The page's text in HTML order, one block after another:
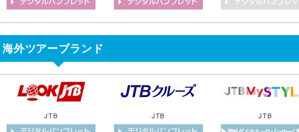
海外ツアーブランド
JTB JTB JTB